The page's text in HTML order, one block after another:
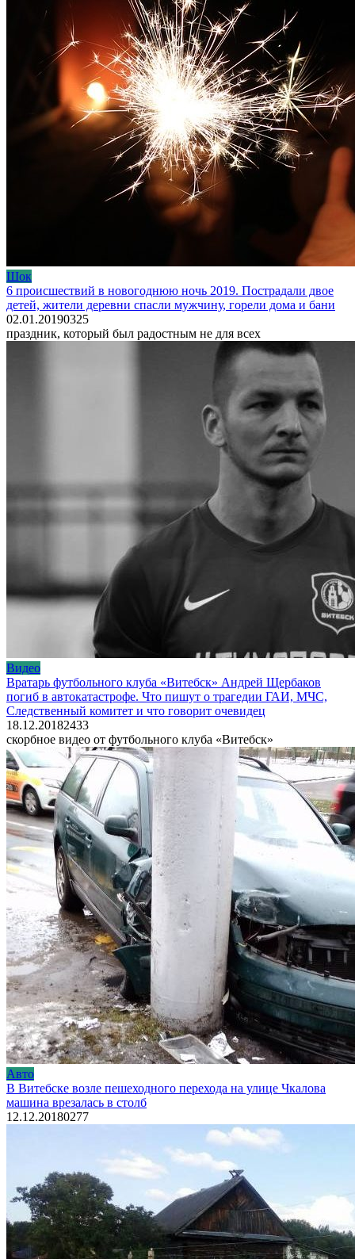
Шок
6 происшествий в новогоднюю ночь 2019. Пострадали двое
детей, жители деревни спасли мужчину, горели дома и бани
02.01.20190325
праздник, который был радостным не для всех
Видео
Вратарь футбольного клуба «Витебск» Андрей Щербаков
погиб в автокатастрофе. Что пишут о трагедии ГАИ, МЧС,
Следственный комитет и что говорит очевидец
18.12.20182433
скорбное видео от футбольного клуба «Витебск»
Авто
В Витебске возле пешеходного перехода на улице Чкалова
машина врезалась в столб
12.12.20180277